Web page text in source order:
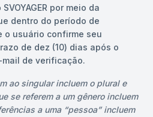
por meio da
dentro do período de
o usuário confirme seu
de dez (10) dias após o
de verificação.
ao singular incluem o plural e
se referem a um gênero incluem
a uma “pessoa” incluem